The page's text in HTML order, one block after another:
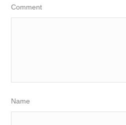
Comment
Name